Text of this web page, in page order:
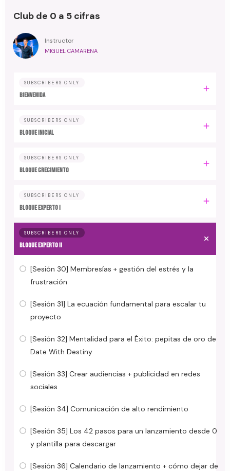
Club de 0 a 5 cifras
Instructor
MIGUEL CAMARENA
SUBSCRIBERS ONLY
BIENVENIDA
SUBSCRIBERS ONLY
BLOQUE INICIAL
SUBSCRIBERS ONLY
BLOQUE CRECIMIENTO
SUBSCRIBERS ONLY
BLOQUE EXPERTO I
SUBSCRIBERS ONLY
BLOQUE EXPERTO II
[Sesión 30] Membresías + gestión del estrés y la
frustración
[Sesión 31] La ecuación fundamental para escalar tu
proyecto
[Sesión 32] Mentalidad para el Éxito: pepitas de oro de
Date With Destiny
[Sesión 33] Crear audiencias + publicidad en redes
sociales
[Sesión 34] Comunicación de alto rendimiento
[Sesión 35] Los 42 pasos para un lanzamiento desde 0
y plantilla para descargar
[Sesión 36] Calendario de lanzamiento + cómo dejar de